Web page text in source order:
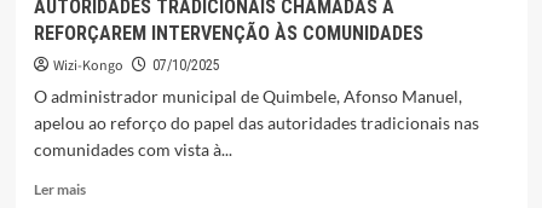
AUTORIDADES TRADICIONAIS CHAMADAS A
REFORÇAREM INTERVENÇÃO ÀS COMUNIDADES
Wizi-Kongo 07/10/2025
O administrador municipal de Quimbele, Afonso Manuel,
apelou ao reforço do papel das autoridades tradicionais nas
comunidades com vista à...
Ler maisLeia